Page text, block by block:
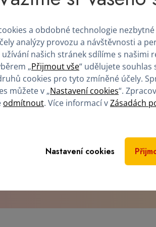
Také to bylo z důvodu skvělé
odběrové centrum
dárců, kteří pravidelně darují plazmu
centrum mým známým i nadále.
získat finanční
dárce?
a obdobné technologie
analýzy provozu a návštěvnosti a
našich stránek sdílíme s našimi
„Přijmout vše“ udělujete souhlas
cookies pro tyto zmíněné účely.
můžete v „Nastavení cookies“.
odmítnout. Více informací vZásadách
Nastavení cookies